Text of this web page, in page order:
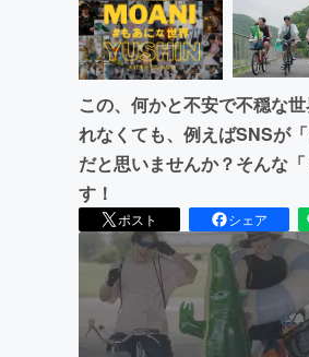
この、何かと不安で不穏な
れなくても、例えばSNSが
だと思いませんか？そんな
す！
ポスト シェア